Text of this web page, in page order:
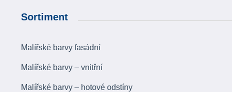
Sortiment
Malířské barvy fasádní
Malířské barvy – vnitřní
Malířské barvy – hotové odstíny